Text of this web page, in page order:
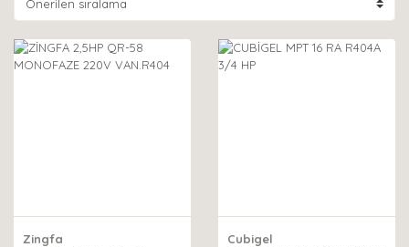
Zingfa Cubigel